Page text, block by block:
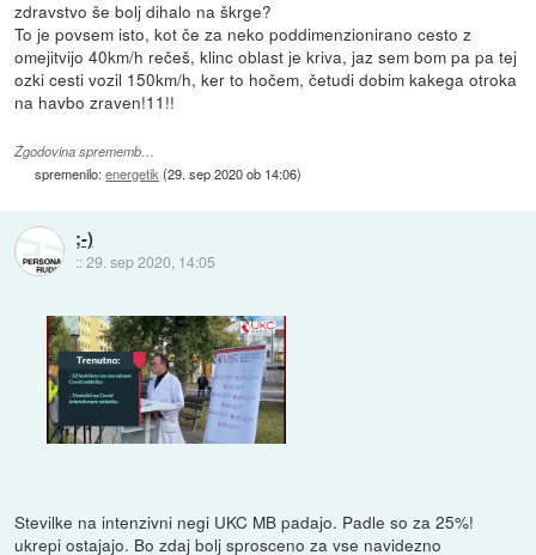
zdravstvo še bolj dihalo na škrge?
To je povsem isto, kot če za neko poddimenzionirano cesto z
omejitvijo 40km/h rečeš, klinc oblast je kriva, jaz sem bom pa pa tej
ozki cesti vozil 150km/h, ker to hočem, četudi dobim kakega otroka
na havbo zraven!11!!
Zgodovina sprememb…
spremenilo:energetik(29. sep 2020 ob 14:06)
;-)
::29. sep 2020, 14:05
Stevilke na intenzivni negi UKC MB padajo. Padle so za 25%!
ukrepi ostajajo. Bo zdaj bolj sprosceno za vse navidezno